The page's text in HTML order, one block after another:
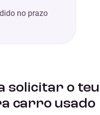
no prazo
solicitar o teu
carro usado